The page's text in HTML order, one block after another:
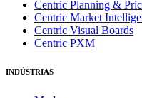
Centric Planning &
Centric Market
Centric Visual Boards
Centric PXM
INDÚSTRIAS